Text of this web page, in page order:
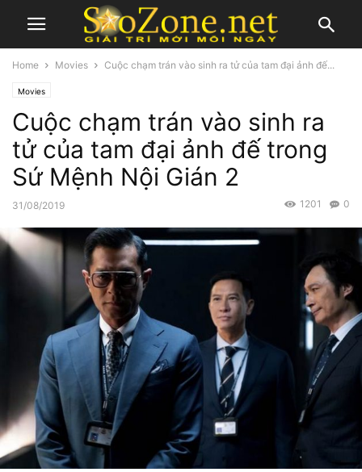
Home Movies Cuộc chạm trán vào sinh ra tử của tam đại ảnh đế...
Movies
Cuộc chạm trán vào sinh ra
tử của tam đại ảnh đế trong
Sứ Mệnh Nội Gián 2
31/08/2019 0
1201